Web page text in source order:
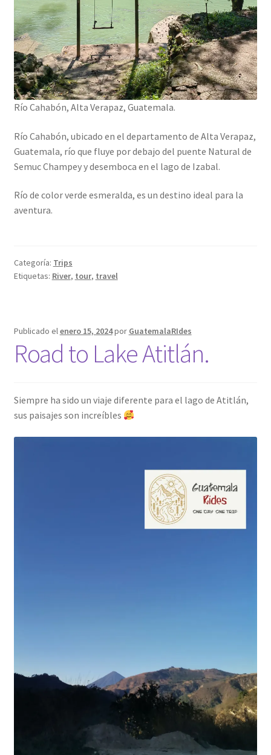
Río Cahabón, Alta Verapaz, Guatemala.
Río Cahabón, ubicado en el departamento de Alta Verapaz,
Guatemala, río que fluye por debajo del puente Natural de
Semuc Champey y desemboca en el lago de Izabal.
Río de color verde esmeralda, es un destino ideal para la
aventura.
Categoría: Trips
Etiquetas: River, tour, travel
Publicado elenero 15, 2024por GuatemalaRIdes
Road to Lake Atitlán.
Siempre ha sido un viaje diferente para el lago de Atitlán,
sus paisajes son increíbles